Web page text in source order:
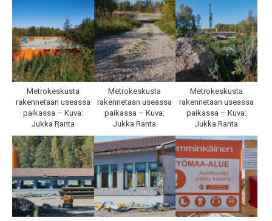
Metrokeskusta
rakennetaan useassa
paikassa – Kuva:
Jukka Ranta
Metrokeskusta
rakennetaan useassa
paikassa – Kuva:
Jukka Ranta
Metrokeskusta
rakennetaan useassa
paikassa – Kuva:
Jukka Ranta